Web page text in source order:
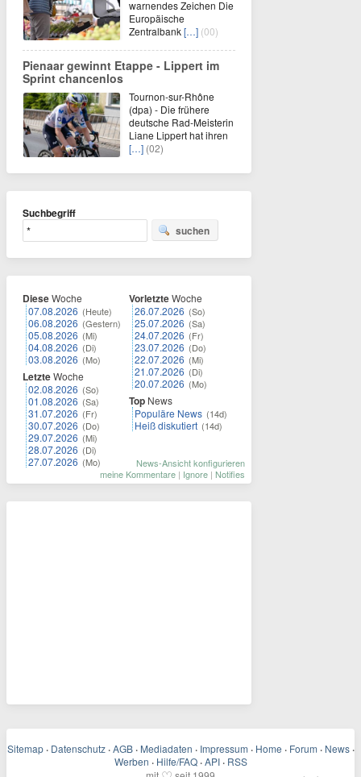
warnendes Zeichen Die
Europäische
Zentralbank[…] (00)
Pienaar gewinnt Etappe - Lippert im
Sprint chancenlos
Tournon-sur-Rhône
(dpa) - Die frühere
deutsche Rad-Meisterin
Liane Lippert hat ihren
[…] (02)
Suchbegriff
suchen
DieseWoche
07.08.2026 (Heute)
06.08.2026 (Gestern)
05.08.2026 (Mi)
04.08.2026 (Di)
03.08.2026 (Mo)
LetzteWoche
02.08.2026 (So)
01.08.2026 (Sa)
31.07.2026 (Fr)
30.07.2026 (Do)
29.07.2026 (Mi)
28.07.2026 (Di)
27.07.2026 (Mo)
VorletzteWoche
26.07.2026 (So)
25.07.2026 (Sa)
24.07.2026 (Fr)
23.07.2026 (Do)
22.07.2026 (Mi)
21.07.2026 (Di)
20.07.2026 (Mo)
Top News
Populäre News (14d)
Heiß diskutiert (14d)
News-Ansicht konfigurieren
meine Kommentare | Ignore | Notifies
Sitemap · Datenschutz · AGB · Mediadaten · Impressum · Home · Forum · News ·
Werben · Hilfe/FAQ · API · RSS